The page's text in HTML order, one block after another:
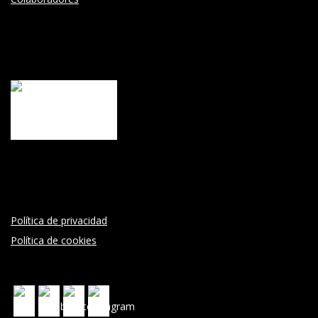
Política de privacidad
Política de cookies